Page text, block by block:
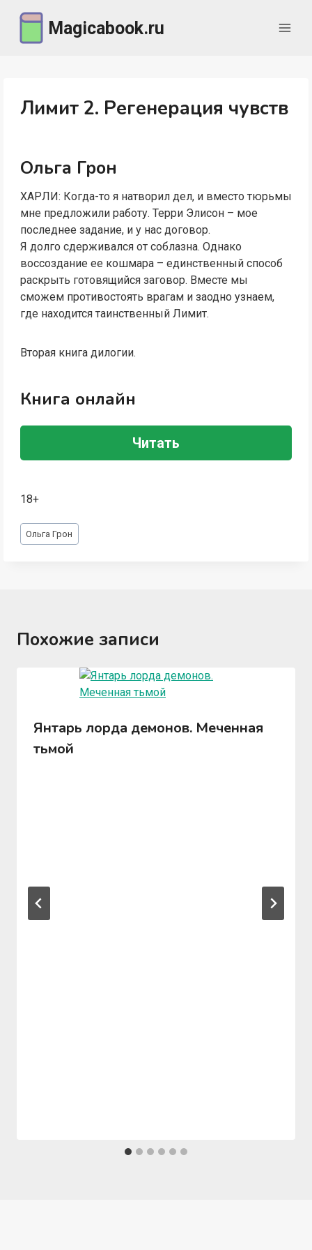
содержимому
Magicabook.ru
Лимит 2. Регенерация чувств
Ольга Грон
ХАРЛИ: Когда-то я натворил дел, и вместо тюрьмы
мне предложили работу. Терри Элисон – мое
последнее задание, и у нас договор.
Я долго сдерживался от соблазна. Однако
воссоздание ее кошмара – единственный способ
раскрыть готовящийся заговор. Вместе мы
сможем противостоять врагам и заодно узнаем,
где находится таинственный Лимит.
Вторая книга дилогии.
Книга онлайн
Читать
18+
Метки
записи:
Ольга Грон
Похожие записи
Янтарь лорда демонов. Меченная
тьмой